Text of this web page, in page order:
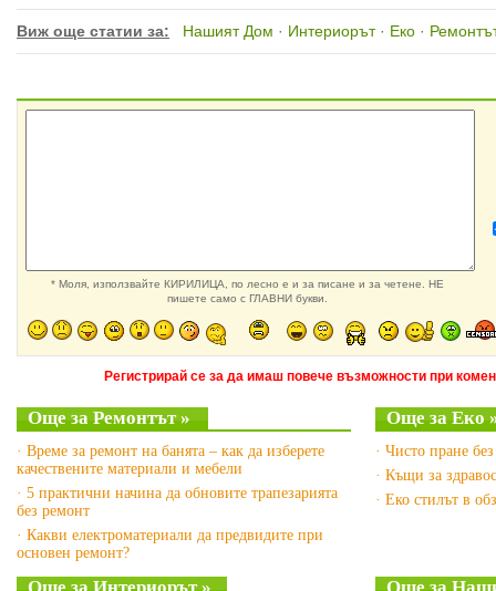
Виж още статии за: Нашият Дом · Интериорът· Еко ·
* Моля, използвайте КИРИЛИЦА, по лесно е и за писане и за четене. НЕ
пишете само с ГЛАВНИ букви.
Регистрирай се за да имаш повече възможности при
Още за Ремонтът »
· Време за ремонт на банята – как да изберете
качествените материали и мебели
· 5 практични начина да обновите трапезарията
без ремонт
· Какви електроматериали да предвидите при
основен ремонт?
Още за Еко
· Чисто пране
· Къщи за
· Еко стилът в